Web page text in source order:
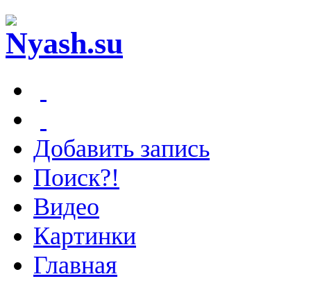
Добавить запись
Поиск?!
Видео
Картинки
Главная